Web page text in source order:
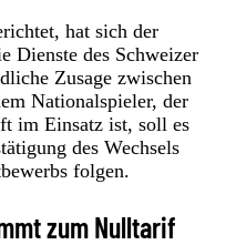
hat sich der
Dienste des Schweizer
Zusage zwischen
Nationalspieler, der
im Einsatz ist, soll es
des Wechsels
folgen.
zum Nulltarif